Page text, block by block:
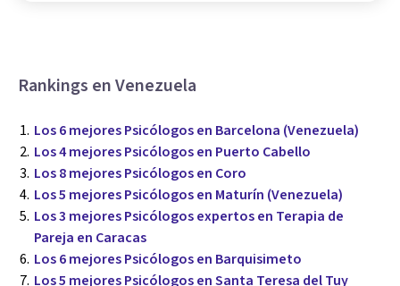
Rankings en Venezuela
Los 6 mejores Psicólogos en Barcelona (Venezuela)
Los 4 mejores Psicólogos en Puerto Cabello
Los 8 mejores Psicólogos en Coro
Los 5 mejores Psicólogos en Maturín (Venezuela)
Los 3 mejores Psicólogos expertos en Terapia de
Pareja en Caracas
Los 6 mejores Psicólogos en Barquisimeto
Los 5 mejores Psicólogos en Santa Teresa del Tuy